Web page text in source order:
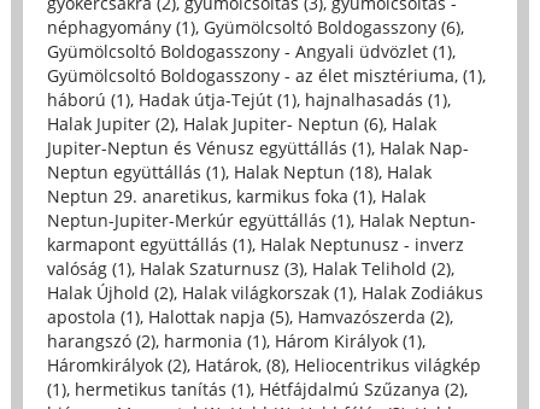
néphagyomány (1), Gyümölcsoltó Boldogasszony (6),
Gyümölcsoltó Boldogasszony - Angyali üdvözlet (1),
Gyümölcsoltó Boldogasszony - az élet misztériuma, (1),
háború (1), Hadak útja-Tejút (1), hajnalhasadás (1),
Halak Jupiter (2), Halak Jupiter- Neptun (6), Halak
Jupiter-Neptun és Vénusz együttállás (1), Halak Nap-
Neptun együttállás (1), Halak Neptun (18), Halak
Neptun 29. anaretikus, karmikus foka (1), Halak
Neptun-Jupiter-Merkúr együttállás (1), Halak Neptun-
karmapont együttállás (1), Halak Neptunusz - inverz
valóság (1), Halak Szaturnusz (3), Halak Telihold (2),
Halak Újhold (2), Halak világkorszak (1), Halak Zodiákus
apostola (1), Halottak napja (5), Hamvazószerda (2),
harangszó (2), harmonia (1), Három Királyok (1),
Háromkirályok (2), Határok, (8), Heliocentrikus világkép
(1), hermetikus tanítás (1), Hétfájdalmú Szűzanya (2),